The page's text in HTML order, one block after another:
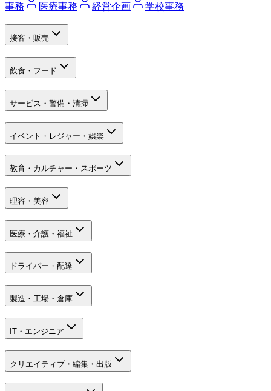
事務
医療事務 経営企画 学校事務
接客・販売
飲食・フード
サービス・警備・清掃
イベント・レジャー・娯楽
教育・カルチャー・スポーツ
理容・美容
医療・介護・福祉
ドライバー・配達
製造・工場・倉庫
IT・エンジニア
クリエイティブ・編集・出版